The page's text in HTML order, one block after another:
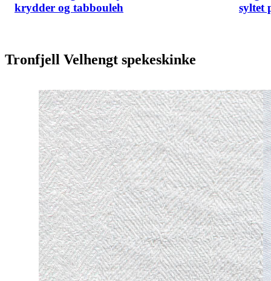
krydder og tabbouleh
syltet
Tronfjell Velhengt spekeskinke